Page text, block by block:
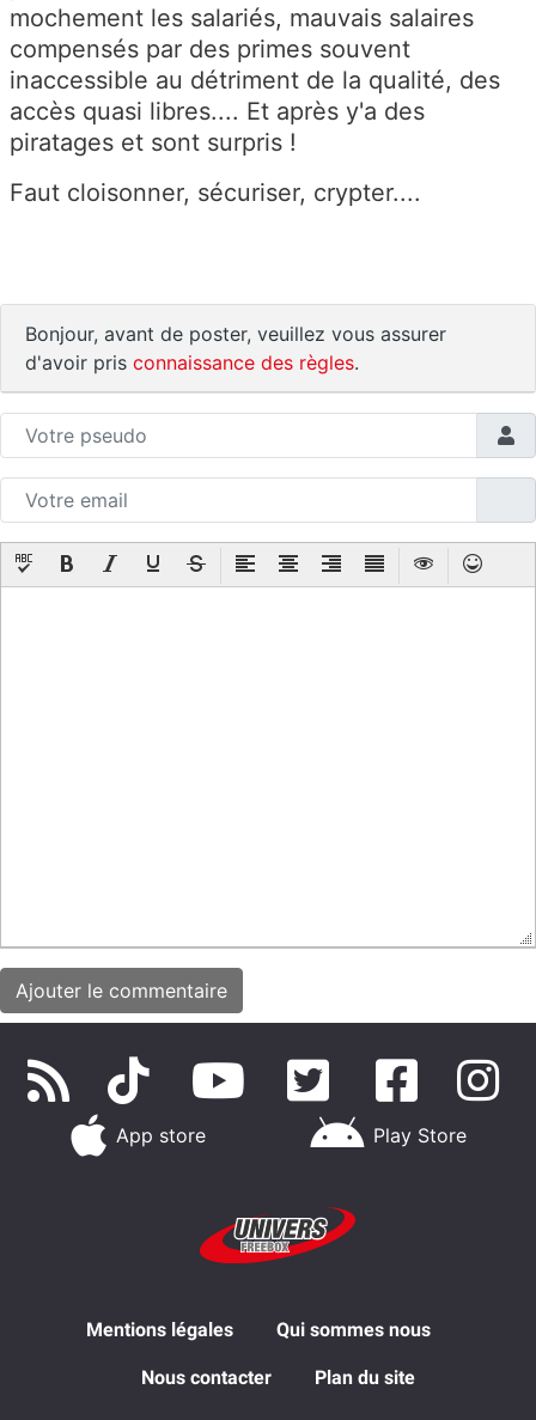
mochement les salariés, mauvais salaires
compensés par des primes souvent
inaccessible au détriment de la qualité, des
accès quasi libres.... Et après y'a des
piratages et sont surpris !
Faut cloisonner, sécuriser, crypter....
Bonjour, avant de poster, veuillez vous assurer
d'avoir pris connaissance des règles.
App store Play Store
Mentions légales Qui sommes nous
Nous contacter Plan du site